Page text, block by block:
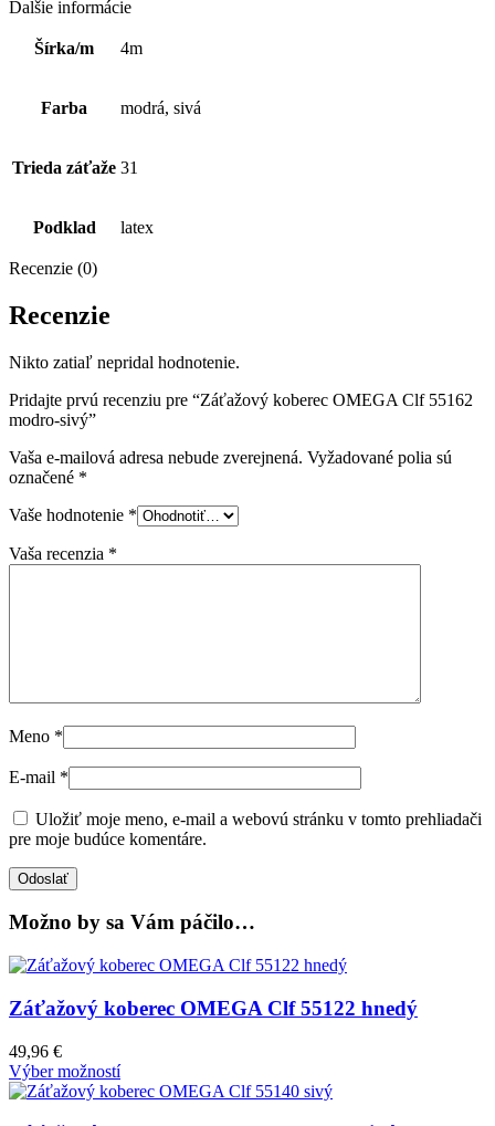
Ďalšie informácie
Šírka/m 4m
Farba modrá, sivá
Trieda záťaže 31
Podklad latex
Recenzie (0)
Recenzie
Nikto zatiaľ nepridal hodnotenie.
Pridajte prvú recenziu pre “Záťažový koberec OMEGA Clf 55162
modro-sivý”
Vaša e-mailová adresa nebude zverejnená. Vyžadované polia sú
označené *
Vaše hodnotenie *
Vaša recenzia *
Meno *
E-mail *
Uložiť moje meno, e-mail a webovú stránku v tomto prehliadači
pre moje budúce komentáre.
Možno by sa Vám páčilo…
Záťažový koberec OMEGA Clf 55122 hnedý
49,96 €
Výber možností